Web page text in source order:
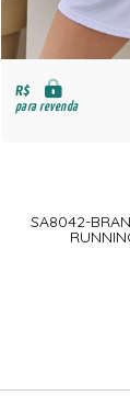
R$
para revenda
SA8042-